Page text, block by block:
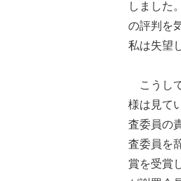
しました
の評判を
私は失望
こうし
様は見て
査委員の
査委員を
賞を受賞